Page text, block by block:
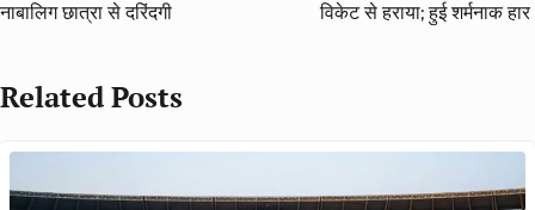
नाबालिग छात्रा से दरिंदगी
विकेट से हराया; हुई शर्मनाक हार
Related Posts